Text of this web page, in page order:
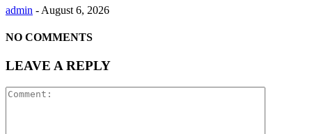
admin - August 6, 2026
NO COMMENTS
LEAVE A REPLY